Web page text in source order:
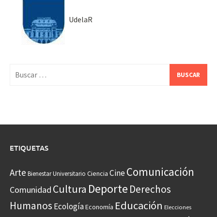
UdelaR
ETIQUETAS
Arte Bienestar Universitario Ciencia CineComunicación
Comunidad Cultura Deporte Derechos
Humanos EcologíaEconomía Educación Elecciones